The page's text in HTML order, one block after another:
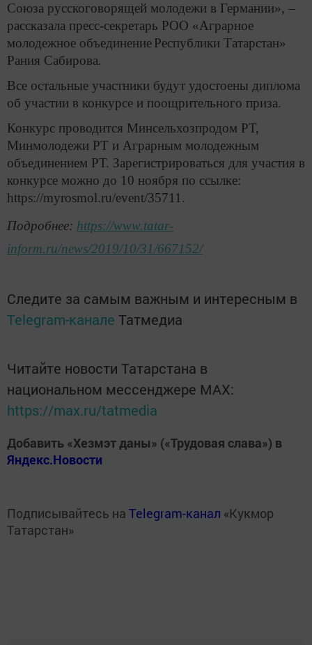
Союза русскоговорящей молодежи в Германии», –
рассказала пресс-секретарь РОО «Аграрное
молодежное объединениеРеспублики Татарстан»
Рания Сабирова.
Все остальные участники будут удостоены диплома
об участии в конкурсе и поощрительного приза.
Конкурс проводится Минсельхозпродом РТ,
Минмолодежи РТ и Аграрным молодежным
объединением РТ. Зарегистрироваться для участия в
конкурсе можно до 10 ноября по ссылке:
https://myrosmol.ru/event/35711.
Подробнее: https://www.tatar-
inform.ru/news/2019/10/31/667152/
Следите за самым важным и интересным в
Telegram-канале Татмедиа
Читайте новости Татарстана в
национальном мессенджере MАХ:
https://max.ru/tatmedia
Добавить «Хезмэт даны» («Трудовая слава») в
Яндекс.Новости
Подписывайтесь на Telegram-канал «Кукмор
Татарстан»